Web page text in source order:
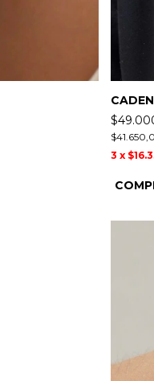
3 x